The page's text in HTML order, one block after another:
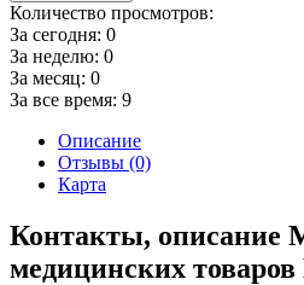
Количество просмотров:
За сегодня: 0
За неделю: 0
За месяц: 0
За все время: 9
Описание
Отзывы (0)
Карта
Контакты, описание
медицинских